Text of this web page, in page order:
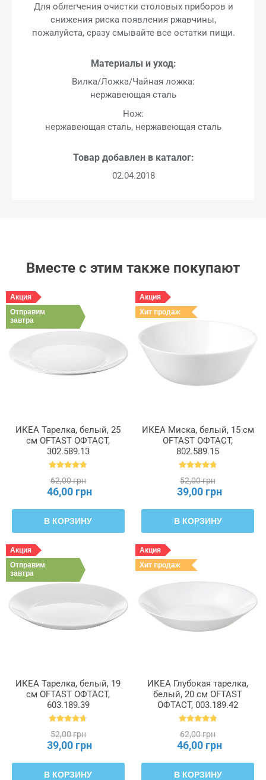
Для облегчения очистки столовых приборов и
снижения риска появления ржавчины,
пожалуйста, сразу смывайте все остатки пищи.
Материалы и уход:
Вилка/Ложка/Чайная ложка:
нержавеющая сталь
Нож:
нержавеющая сталь, нержавеющая сталь
Товар добавлен в каталог:
02.04.2018
Вместе с этим также покупают
Акция
Отправим
завтра
ИКЕА Тарелка, белый, 25
см OFTAST ОФТАСТ,
302.589.13
62,00 грн
46,00 грн
В КОРЗИНУ
Акция
Хит продаж
ИКЕА Миска, белый, 15 см
OFTAST ОФТАСТ,
802.589.15
52,00 грн
39,00 грн
В КОРЗИНУ
Акция
Отправим
завтра
ИКЕА Тарелка, белый, 19
см OFTAST ОФТАСТ,
603.189.39
52,00 грн
39,00 грн
В КОРЗИНУ
Акция
Хит продаж
ИКЕА Глубокая тарелка,
белый, 20 см OFTAST
ОФТАСТ, 003.189.42
62,00 грн
46,00 грн
В КОРЗИНУ